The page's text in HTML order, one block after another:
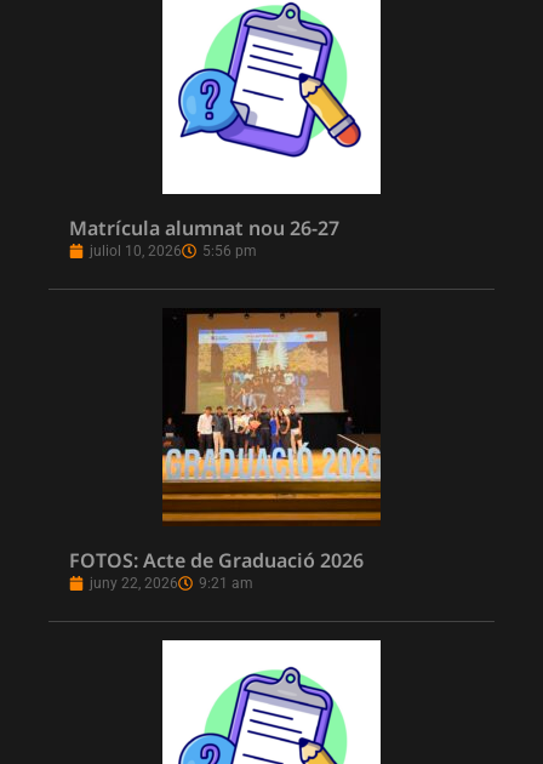
Matrícula alumnat nou 26-27
juliol 10, 2026 5:56 pm
FOTOS: Acte de Graduació 2026
juny 22, 2026 9:21 am